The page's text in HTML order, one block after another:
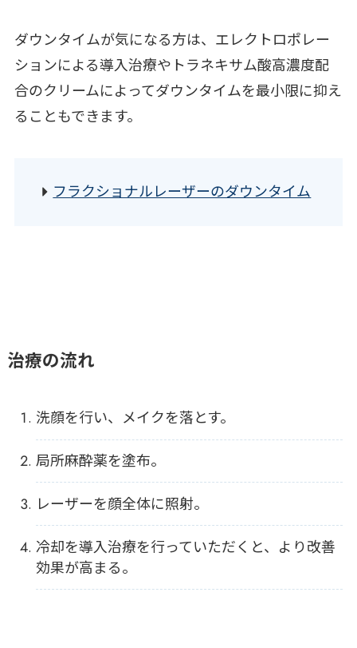
ダウンタイムが気になる方は、エレクトロポレー
ションによる導入治療やトラネキサム酸高濃度配
合のクリームによってダウンタイムを最小限に抑え
ることもできます。
フラクショナルレーザーのダウンタイム
治療の流れ
洗顔を行い、メイクを落とす。
局所麻酔薬を塗布。
レーザーを顔全体に照射。
冷却を導入治療を行っていただくと、より改善
効果が高まる。